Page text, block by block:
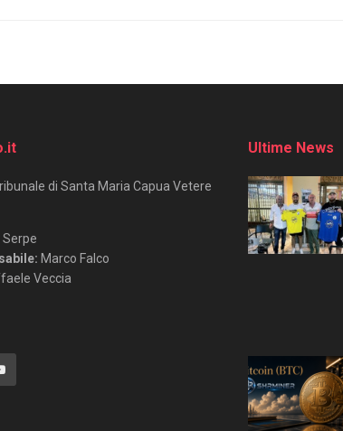
di Santa Maria Capua Vetere
Marco Falco
Veccia
Ultime News